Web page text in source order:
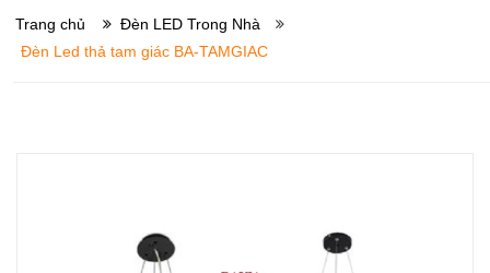
Trang chủ
Đèn LED Trong Nhà
Đèn Led thả tam giác BA-TAMGIAC